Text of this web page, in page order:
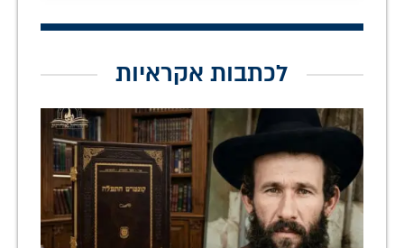
לכתבות אקראיות